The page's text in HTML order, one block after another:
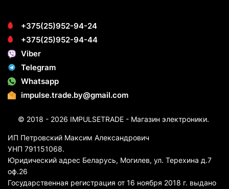
+375(25)952-94-24
+375(25)952-94-44
Viber
Telegram
Whatsapp
impulse.trade.by@gmail.com
© 2018 - 2026 IMPULSETRADE - Магазин электроники.
ИП Петровский Максим Александрович
УНП 791151068.
Юридический адрес Беларусь, Могилев, ул. Терехина д.7
оф.26
Государственная регистрация от 16 ноября 2018 г. выдано